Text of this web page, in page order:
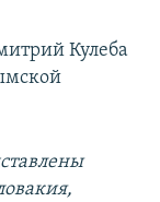
Кулеба